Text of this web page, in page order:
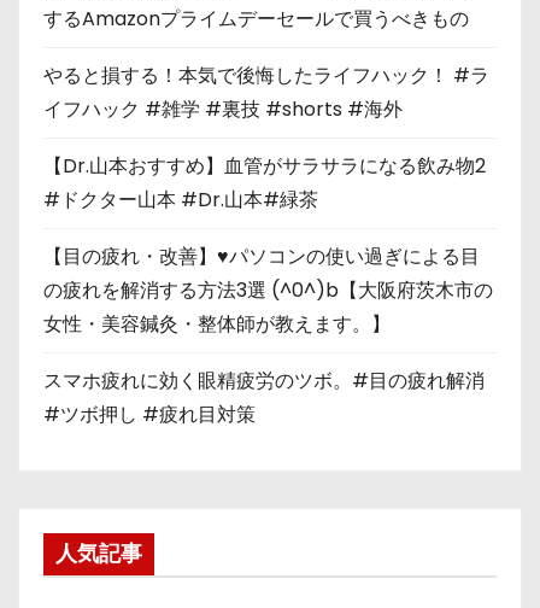
するAmazonプライムデーセールで買うべきもの
やると損する！本気で後悔したライフハック！ #ラ
イフハック #雑学 #裏技 #shorts #海外
【Dr.山本おすすめ】血管がサラサラになる飲み物2
#ドクター山本 #Dr.山本#緑茶
【目の疲れ・改善】♥パソコンの使い過ぎによる目
の疲れを解消する方法3選 (^0^)b【大阪府茨木市の
女性・美容鍼灸・整体師が教えます。】
スマホ疲れに効く眼精疲労のツボ。#目の疲れ解消
#ツボ押し #疲れ目対策
人気記事